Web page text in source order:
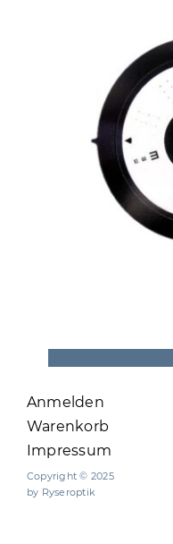
Anmelden
Warenkorb
Impressum
Copyright © 2025
by Ryseroptik